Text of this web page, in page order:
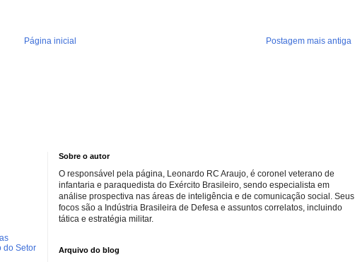
Postagem mais antiga
Página inicial
do Setor
Sobre o autor
O responsável pela página, Leonardo RC Araujo, é coronel veterano de
infantaria e paraquedista do Exército Brasileiro, sendo especialista em
análise prospectiva nas áreas de inteligência e de comunicação social. Seus
focos são a Indústria Brasileira de Defesa e assuntos correlatos, incluindo
tática e estratégia militar.
Arquivo do blog